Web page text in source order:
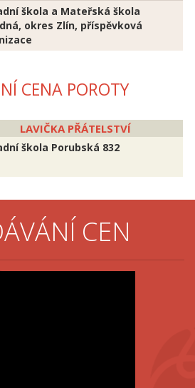
škola a Mateřská škola
okres Zlín, příspěvková
CENA POROTY
LAVIČKA PŘÁTELSTVÍ
škola Porubská 832
CEN